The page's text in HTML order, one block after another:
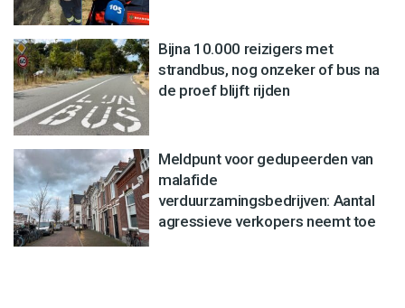
Bijna 10.000 reizigers met
strandbus, nog onzeker of bus na
de proef blijft rijden
Meldpunt voor gedupeerden van
malafide
verduurzamingsbedrijven: Aantal
agressieve verkopers neemt toe